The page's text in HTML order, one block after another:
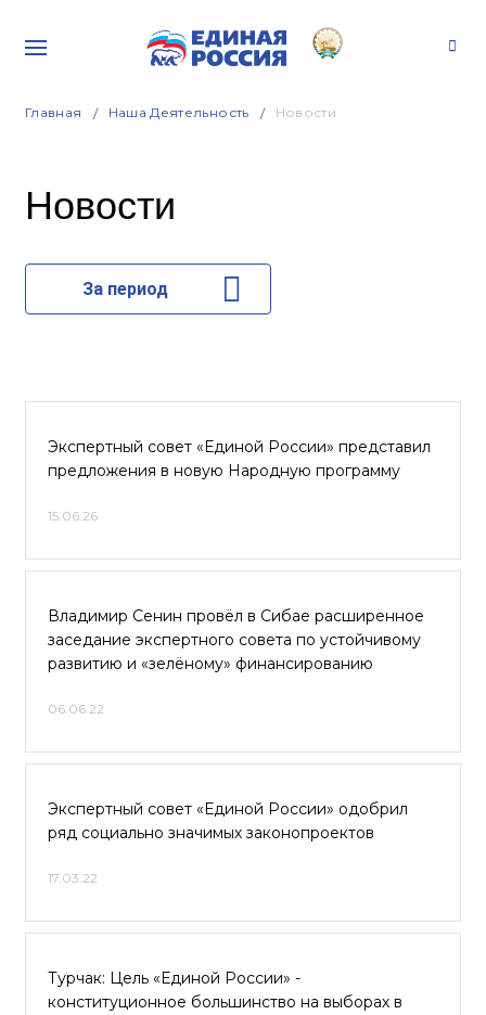
Главная Наша Деятельность Новости
Новости
За период
Экспертный совет «Единой России» представил
предложения в новую Народную программу
15.06.26
Владимир Сенин провёл в Сибае расширенное
заседание экспертного совета по устойчивому
развитию и «зелёному» финансированию
06.06.22
Экспертный совет «Единой России» одобрил
ряд социально значимых законопроектов
17.03.22
Турчак: Цель «Единой России» -
конституционное большинство на выборах в